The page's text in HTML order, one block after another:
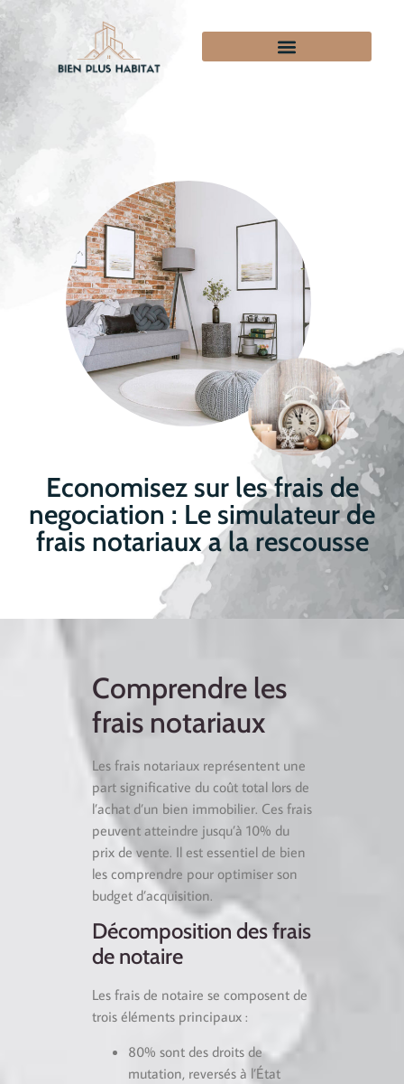
Economisez sur les frais de
negociation : Le simulateur de
frais notariaux a la rescousse
Comprendre les
frais notariaux
Les frais notariaux représentent une
part significative du coût total lors de
l’achat d’un bien immobilier. Ces frais
peuvent atteindre jusqu’à 10% du
prix de vente. Il est essentiel de bien
les comprendre pour optimiser son
budget d’acquisition.
Décomposition des frais
de notaire
Les frais de notaire se composent de
trois éléments principaux :
80% sont des droits de
mutation, reversés à l’État